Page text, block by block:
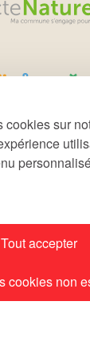
cookies sur
Tout accepter
cookies non
Commune de